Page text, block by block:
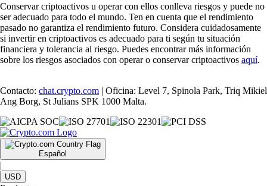
Conservar criptoactivos u operar con ellos conlleva riesgos y puede no
ser adecuado para todo el mundo. Ten en cuenta que el rendimiento
pasado no garantiza el rendimiento futuro. Considera cuidadosamente
si invertir en criptoactivos es adecuado para ti según tu situación
financiera y tolerancia al riesgo. Puedes encontrar más información
sobre los riesgos asociados con operar o conservar criptoactivos aquí.
Contacto: chat.crypto.com | Oficina: Level 7, Spinola Park, Triq Mikiel
Ang Borg, St Julians SPK 1000 Malta.
Español
|
USD